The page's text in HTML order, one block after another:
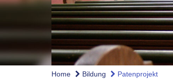
Home Bildung Patenprojekt